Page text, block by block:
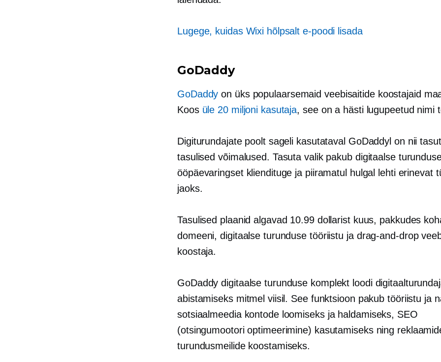
Lugege, kuidas Wixi hõlpsalt e-poodi lisada
GoDaddy
GoDaddy on üks populaarsemaid veebisaitide koostajaid
Koos üle 20 miljoni kasutaja, see on a hästi lugupeetud nimi
Digiturundajate poolt sageli kasutataval GoDaddyl on nii
tasulised võimalused. Tasuta valik pakub digitaalse
ööpäevaringset kliendituge ja piiramatul hulgal lehti erinevat
jaoks.
Tasulised plaanid algavad 10.99 dollarist kuus, pakkudes
domeeni, digitaalse turunduse tööriistu ja drag-and-drop
koostaja.
GoDaddy digitaalse turunduse komplekt loodi
abistamiseks mitmel viisil. See funktsioon pakub tööriistu ja
sotsiaalmeedia kontode loomiseks ja haldamiseks, SEO
(otsingumootori optimeerimine) kasutamiseks ning
turundusmeilide koostamiseks.